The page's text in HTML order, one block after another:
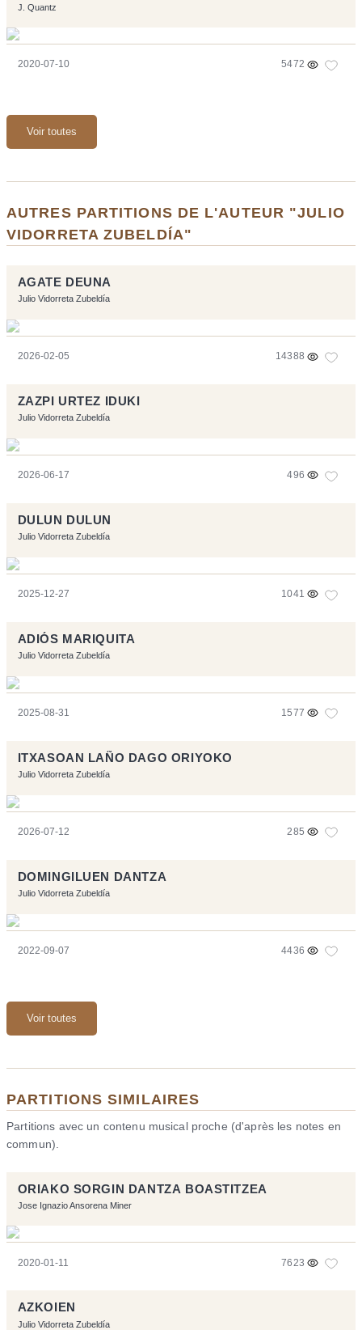
J. Quantz
2020-07-10 5472
Voir toutes
AUTRES PARTITIONS DE L'AUTEUR "JULIO
VIDORRETA ZUBELDÍA"
AGATE DEUNA
Julio Vidorreta Zubeldía
2026-02-05 14388
ZAZPI URTEZ IDUKI
Julio Vidorreta Zubeldía
2026-06-17 496
DULUN DULUN
Julio Vidorreta Zubeldía
2025-12-27 1041
ADIÓS MARIQUITA
Julio Vidorreta Zubeldía
2025-08-31 1577
ITXASOAN LAÑO DAGO ORIYOKO
Julio Vidorreta Zubeldía
2026-07-12 285
DOMINGILUEN DANTZA
Julio Vidorreta Zubeldía
2022-09-07 4436
Voir toutes
PARTITIONS SIMILAIRES
Partitions avec un contenu musical proche (d'après les notes en
commun).
ORIAKO SORGIN DANTZA BOASTITZEA
Jose Ignazio Ansorena Miner
2020-01-11 7623
AZKOIEN
Julio Vidorreta Zubeldía